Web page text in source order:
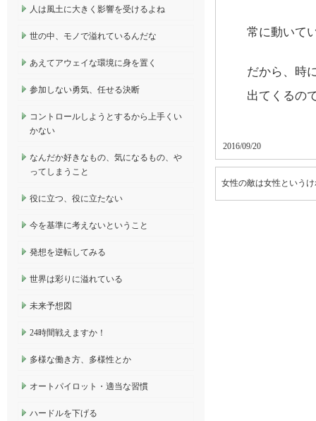
常に動いて
だから、時
出てくるの
2016/09/20
女性の敵は女性という
人は風土に大きく影響を受けるよね
世の中、モノで溢れているんだな
あえてアウェイな環境に身を置く
参加しない勇気、任せる決断
コントロールしようとするから上手くい
かない
なんだか好きなもの、気になるもの、や
ってしまうこと
役に立つ、役に立たない
今を基準に考えないということ
発想を逆転してみる
世界は彩りに溢れている
未来予想図
24時間戦えますか！
多様な働き方、多様性とか
オートパイロット・適当な習慣
ハードルを下げる